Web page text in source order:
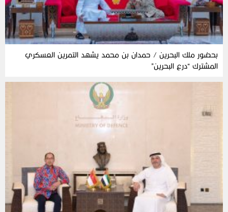
بحضور ملك البحرين / حمدان بن محمد يشهد التمرين العسكري
المشترك “درع البحرين”